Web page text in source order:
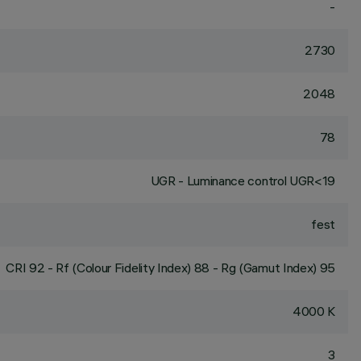
-
2730
2048
78
UGR - Luminance control UGR<19
fest
CRI 92 - Rf (Colour Fidelity Index) 88 - Rg (Gamut Index) 95
4000 K
3